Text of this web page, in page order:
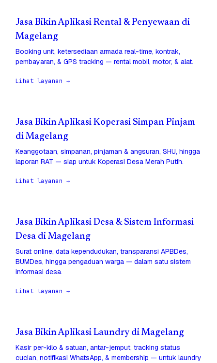
Jasa Bikin Aplikasi Rental & Penyewaan di
Magelang
Booking unit, ketersediaan armada real-time, kontrak,
pembayaran, & GPS tracking — rental mobil, motor, & alat.
Lihat layanan →
Jasa Bikin Aplikasi Koperasi Simpan Pinjam
di Magelang
Keanggotaan, simpanan, pinjaman & angsuran, SHU, hingga
laporan RAT — siap untuk Koperasi Desa Merah Putih.
Lihat layanan →
Jasa Bikin Aplikasi Desa & Sistem Informasi
Desa di Magelang
Surat online, data kependudukan, transparansi APBDes,
BUMDes, hingga pengaduan warga — dalam satu sistem
informasi desa.
Lihat layanan →
Jasa Bikin Aplikasi Laundry di Magelang
Kasir per-kilo & satuan, antar-jemput, tracking status
cucian, notifikasi WhatsApp, & membership — untuk laundry